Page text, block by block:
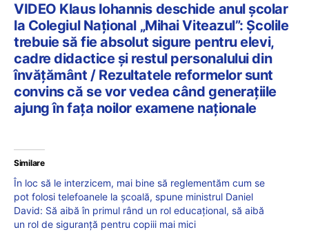
VIDEO Klaus Iohannis deschide anul școlar
la Colegiul Național „Mihai Viteazul”: Școlile
trebuie să fie absolut sigure pentru elevi,
cadre didactice și restul personalului din
învățământ / Rezultatele reformelor sunt
convins că se vor vedea când generațiile
ajung în fața noilor examene naționale
Similare
În loc să le interzicem, mai bine să reglementăm cum se
pot folosi telefoanele la școală, spune ministrul Daniel
David: Să aibă în primul rând un rol educațional, să aibă
un rol de siguranță pentru copiii mai mici